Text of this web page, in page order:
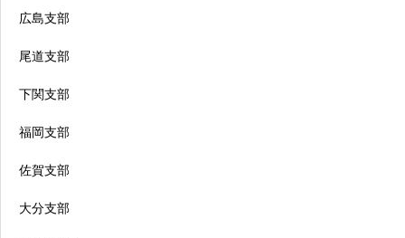
広島支部
尾道支部
下関支部
福岡支部
佐賀支部
大分支部